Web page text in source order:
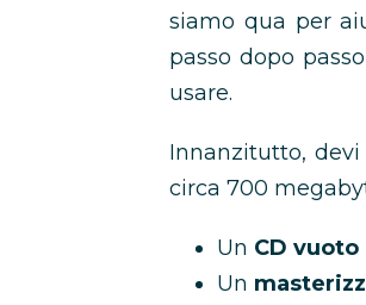
siamo qua per
passo dopo
usare.
Innanzitutto,
circa 700
Un CD vuoto
Un